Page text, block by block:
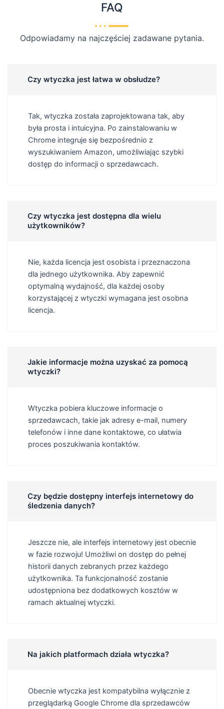
FAQ
Odpowiadamy na najczęściej zadawane pytania.
Czy wtyczka jest łatwa w obsłudze?
Tak, wtyczka została zaprojektowana tak, aby
była prosta i intuicyjna. Po zainstalowaniu w
Chrome integruje się bezpośrednio z
wyszukiwaniem Amazon, umożliwiając szybki
dostęp do informacji o sprzedawcach.
Czy wtyczka jest dostępna dla wielu
użytkowników?
Nie, każda licencja jest osobista i przeznaczona
dla jednego użytkownika. Aby zapewnić
optymalną wydajność, dla każdej osoby
korzystającej z wtyczki wymagana jest osobna
licencja.
Jakie informacje można uzyskać za pomocą
wtyczki?
Wtyczka pobiera kluczowe informacje o
sprzedawcach, takie jak adresy e-mail, numery
telefonów i inne dane kontaktowe, co ułatwia
proces poszukiwania kontaktów.
Czy będzie dostępny interfejs internetowy do
śledzenia danych?
Jeszcze nie, ale interfejs internetowy jest obecnie
w fazie rozwoju! Umożliwi on dostęp do pełnej
historii danych zebranych przez każdego
użytkownika. Ta funkcjonalność zostanie
udostępniona bez dodatkowych kosztów w
ramach aktualnej wtyczki.
Na jakich platformach działa wtyczka?
Obecnie wtyczka jest kompatybilna wyłącznie z
przeglądarką Google Chrome dla sprzedawców